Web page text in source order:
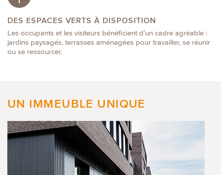
DES ESPACES VERTS À DISPOSITION
Les occupants et les visiteurs bénéficient d’un cadre agréable :
jardins paysagés, terrasses aménagées pour travailler, se réunir
ou se ressourcer.
UN IMMEUBLE UNIQUE